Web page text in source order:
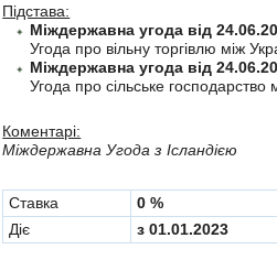
Підстава:
Міждержавна угода від
Угода про вiльну торгiвлю мiж
Міждержавна угода від
Угода про сiльське
Коментарі:
Мiждержавна Угода з Ісландією
Cтавка
0 %
Діє
з 01.01.2023